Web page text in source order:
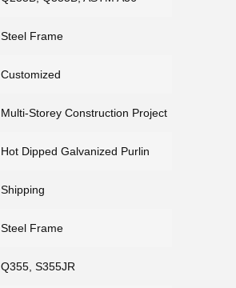
Steel Frame
Customized
Multi-Storey Construction Project
Hot Dipped Galvanized Purlin
Shipping
Steel Frame
Q355, S355JR